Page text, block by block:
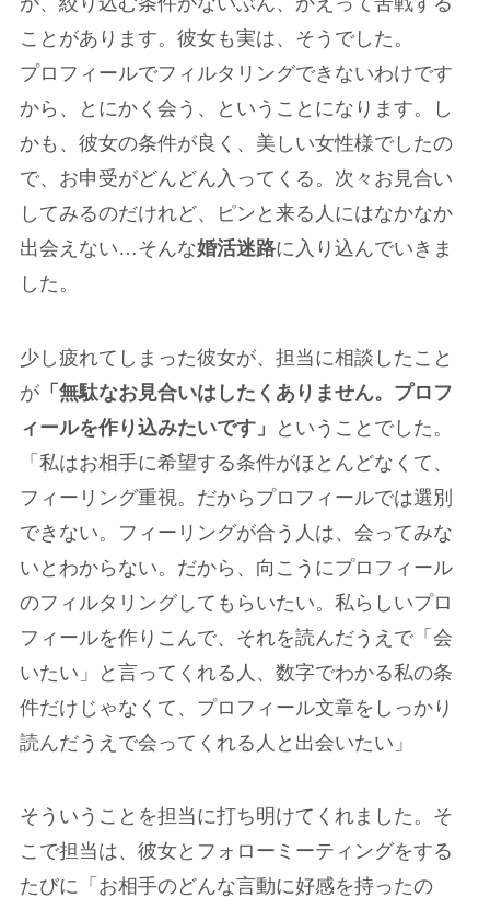
ことがあります。彼女も実は、そうでした。
プロフィールでフィルタリングできないわけです
から、とにかく会う、ということになります。し
かも、彼女の条件が良く、美しい女性様でしたの
で、お申受がどんどん入ってくる。次々お見合い
してみるのだけれど、ピンと来る人にはなかなか
出会えない…そんな婚活迷路に入り込んでいきま
した。
少し疲れてしまった彼女が、担当に相談したこと
が「無駄なお見合いはしたくありません。プロフ
ィールを作り込みたいです」
ということでした。
「私はお相手に希望する条件がほとんどなくて、
フィーリング重視。だからプロフィールでは選別
できない。フィーリングが合う人は、会ってみな
いとわからない。だから、向こうにプロフィール
のフィルタリングしてもらいたい。私らしいプロ
フィールを作りこんで、それを読んだうえで「会
いたい」と言ってくれる人、数字でわかる私の条
件だけじゃなくて、プロフィール文章をしっかり
読んだうえで会ってくれる人と出会いたい」
そういうことを担当に打ち明けてくれました。そ
こで担当は、彼女とフォローミーティングをする
たびに「お相手のどんな言動に好感を持ったの